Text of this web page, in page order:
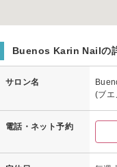
Buenos Karin Nailの
サロン名
(ブエ
電話・ネット予約